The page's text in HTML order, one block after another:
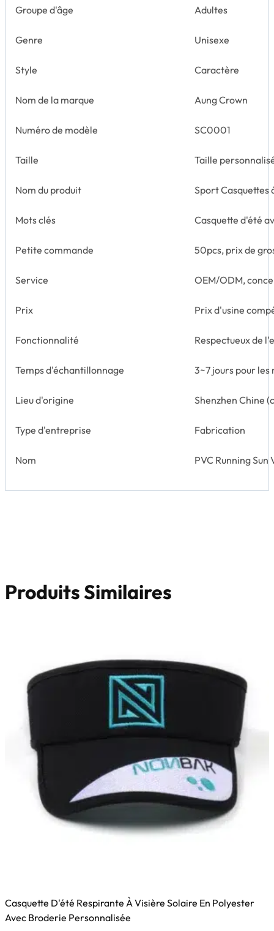
Groupe d'âge Adultes
Genre Unisexe
Style Caractère
Nom de la marque Aung Crown
Numéro de modèle SC0001
Taille Taille
Nom du produit Sport Casquettes
Mots clés Casquette d'été
Petite commande 50pcs, prix de
Service OEM/ODM,
Prix Prix d'usine
Fonctionnalité Respectueux de
Temps d'échantillonnage 3~7 jours pour
Lieu d'origine Shenzhen Chine
Type d'entreprise Fabrication
Nom PVC Running
Produits Similaires
Casquette D'été Respirante À Visière Solaire En Polyester
Avec Broderie Personnalisée